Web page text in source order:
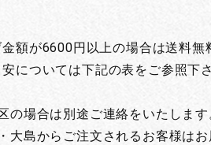
額が6600円以上の場合は送料無
については下記の表をご参照下さ
の場合は別途ご連絡をいたします
大島からご注文されるお客様は